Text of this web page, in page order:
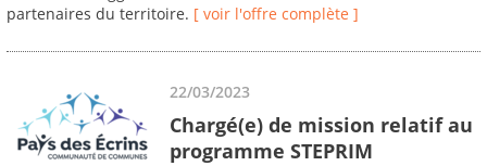
partenaires du territoire. [ voir l'offre complète ]
22/03/2023
Chargé(e) de mission relatif au
programme STEPRIM